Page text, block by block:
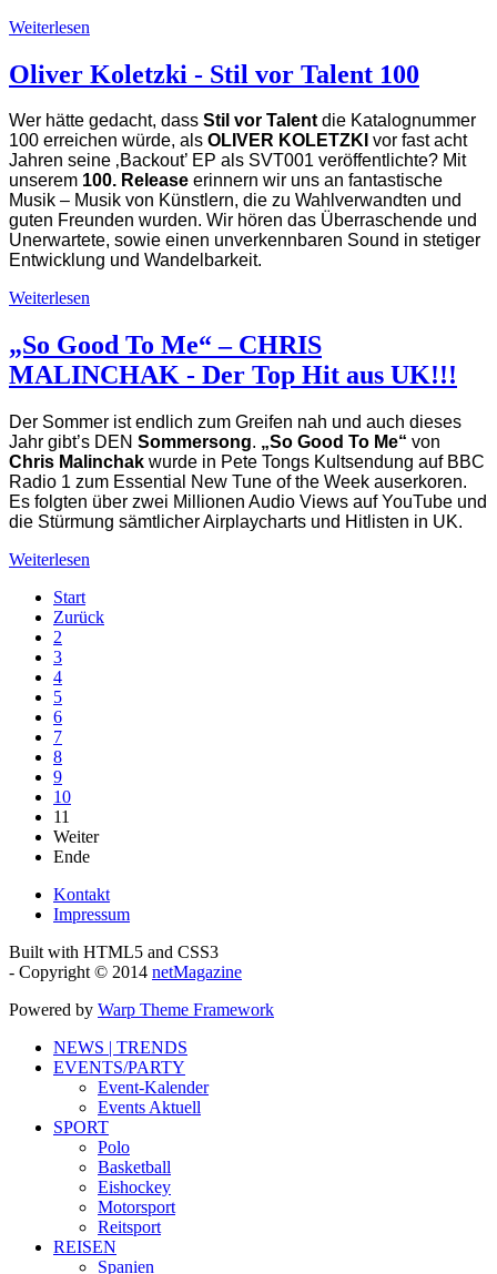
Weiterlesen
Oliver Koletzki - Stil vor Talent 100
Wer hätte gedacht, dass Stil vor Talentdie Katalognummer
100 erreichen würde, als OLIVER KOLETZKI vor fast acht
Jahren seine ‚Backout’ EP als SVT001 veröffentlichte? Mit
unserem 100. Release erinnern wir uns an fantastische
Musik – Musik von Künstlern, die zu Wahlverwandten und
guten Freunden wurden. Wir hören das Überraschende und
Unerwartete, sowie einen unverkennbaren Sound in stetiger
Entwicklung und Wandelbarkeit.
Weiterlesen
„So Good To Me“ – CHRIS
MALINCHAK - Der Top Hit aus UK!!!
Der Sommer ist endlich zum Greifen nah und auch dieses
Jahr gibt’s DEN Sommersong. „So Good To Me“ von
Chris Malinchak wurde in Pete Tongs Kultsendung auf BBC
Radio 1 zum Essential New Tune of the Week auserkoren.
Es folgten über zwei Millionen Audio Views auf YouTube und
die Stürmung sämtlicher Airplaycharts und Hitlisten in UK.
Weiterlesen
Start
Zurück
2
3
4
5
6
7
8
9
10
11
Weiter
Ende
Kontakt
Impressum
Built with HTML5 and CSS3
- Copyright © 2014 netMagazine
Powered by Warp Theme Framework
NEWS | TRENDS
EVENTS/PARTY
Event-Kalender
Events Aktuell
SPORT
Polo
Basketball
Eishockey
Motorsport
Reitsport
REISEN
Spanien